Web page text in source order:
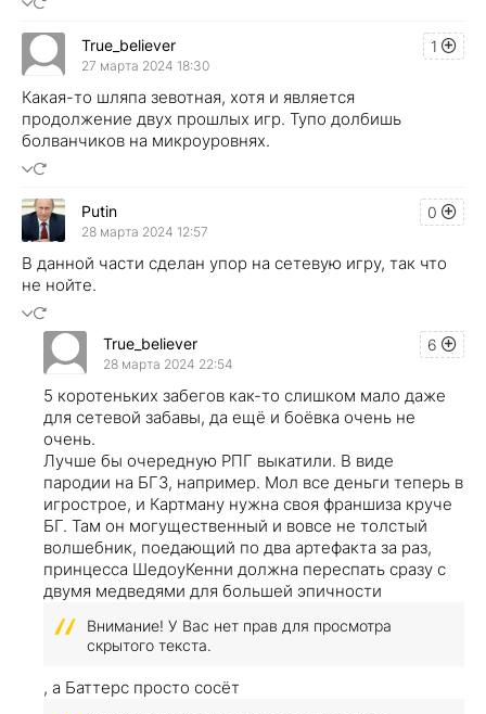
1
True_believer
27 марта 2024 18:30
Какая-то шляпа зевотная, хотя и является
продолжение двух прошлых игр. Тупо долбишь
болванчиков на микроуровнях.
0
Putin
28 марта 2024 12:57
В данной части сделан упор на сетевую игру, так что
не нойте.
6
True_believer
28 марта 2024 22:54
5 коротеньких забегов как-то слишком мало даже
для сетевой забавы, да ещё и боёвка очень не
очень.
Лучше бы очередную РПГ выкатили. В виде
пародии на БГ3, например. Мол все деньги теперь в
игрострое, и Картману нужна своя франшиза круче
БГ. Там он могущественный и вовсе не толстый
волшебник, поедающий по два артефакта за раз,
принцесса ШедоуКенни должна переспать сразу с
двумя медведями для большей эпичности
Внимание! У Вас нет прав для просмотра
скрытого текста.
, а Баттерс просто сосёт